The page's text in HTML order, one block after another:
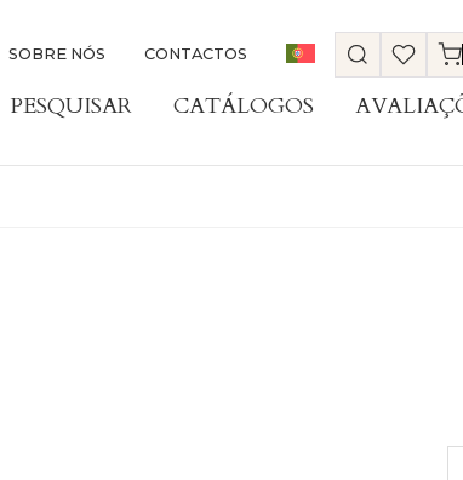
SOBRE NÓS CONTACTOS
PESQUISAR CATÁLOGOS